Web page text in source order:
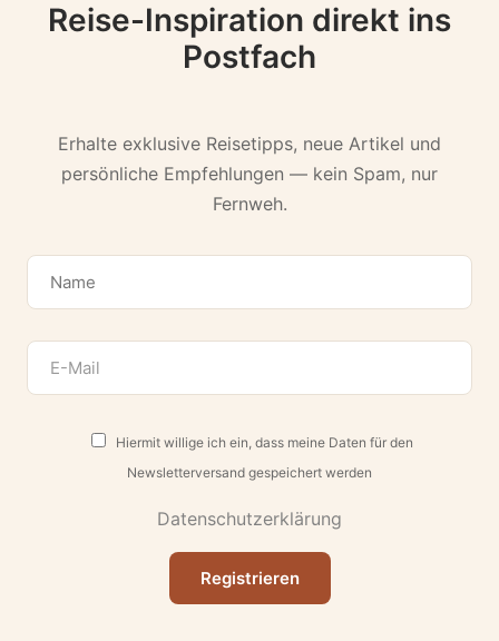
Reise-Inspiration direkt ins
Postfach
Erhalte exklusive Reisetipps, neue Artikel und
persönliche Empfehlungen — kein Spam, nur
Fernweh.
Hiermit willige ich ein, dass meine Daten für den
Newsletterversand gespeichert werden
Datenschutzerklärung